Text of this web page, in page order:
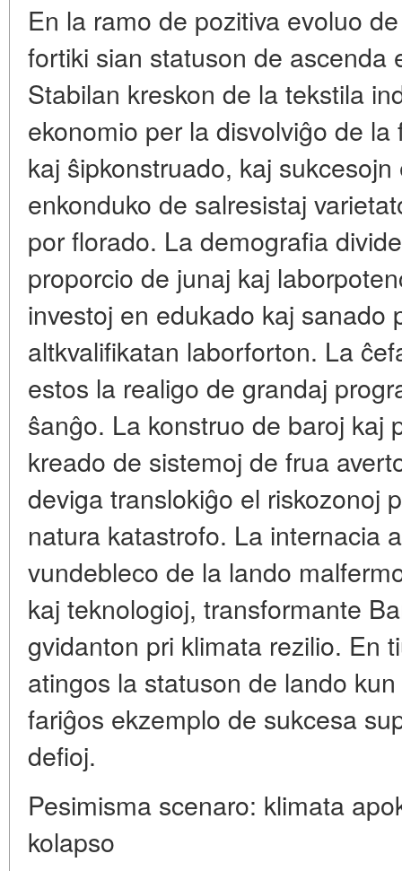
En la ramo de pozitiva evoluo
fortiki sian statuson de ascenda
Stabilan kreskon de la tekstila
ekonomio per la disvolviĝo de
kaj ŝipkonstruado, kaj
enkonduko de salresistaj
por florado. La demografia
proporcio de junaj kaj
investoj en edukado kaj sanado
altkvalifikatan laborforton. La
estos la realigo de grandaj
ŝanĝo. La konstruo de baroj kaj
kreado de sistemoj de frua
deviga translokiĝo el riskozonoj
natura katastrofo. La internacia
vundebleco de la lando
kaj teknologioj, transformante
gvidanton pri klimata rezilio. En
atingos la statuson de lando
fariĝos ekzemplo de sukcesa
defioj.
Pesimisma scenaro: klimata
kolapso